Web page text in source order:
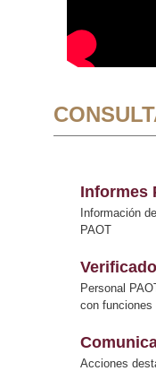
Informes
Información
PAOT
Personal
con
Acciones